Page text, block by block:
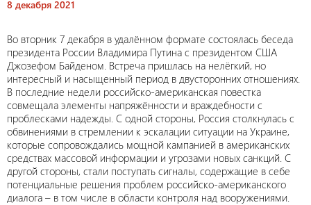
8 декабря 2021
Во вторник 7 декабря в удалённом формате состоялась беседа
президента России Владимира Путина с президентом США
Джозефом Байденом. Встреча пришлась на нелёгкий, но
интересный и насыщенный период в двусторонних отношениях.
В последние недели российско-американская повестка
совмещала элементы напряжённости и враждебности с
проблесками надежды. С одной стороны, Россия столкнулась с
обвинениями в стремлении к эскалации ситуации на Украине,
которые сопровождались мощной кампанией в американских
средствах массовой информации и угрозами новых санкций. С
другой стороны, стали поступать сигналы, содержащие в себе
потенциальные решения проблем российско-американского
диалога – в том числе в области контроля над вооружениями.